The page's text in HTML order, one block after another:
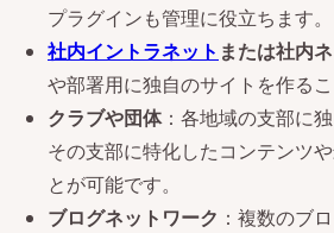
プラグインも管理に役立ちます。
社内イントラネット または社内
や部署用に独自のサイトを作るこ
クラブや団体：各地域の支部に
その支部に特化したコンテンツ
とが可能です。
ブログネットワーク ：複数のブ